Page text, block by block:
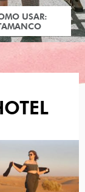
USAR: